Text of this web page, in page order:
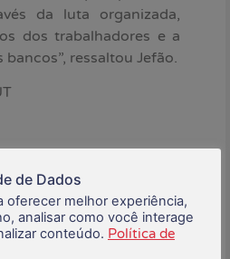
da luta organizada,
dos trabalhadores e a
ressaltou Jefão.
conteúdo?
de Dados
oferecer melhor experiência,
analisar como você interage
conteúdo. Política de